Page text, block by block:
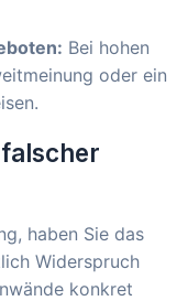
Bei hohen
oder ein
haben Sie das
Widerspruch
konkret